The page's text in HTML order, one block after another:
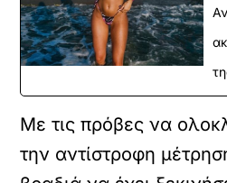
Με τις πρόβες να
την αντίστροφη